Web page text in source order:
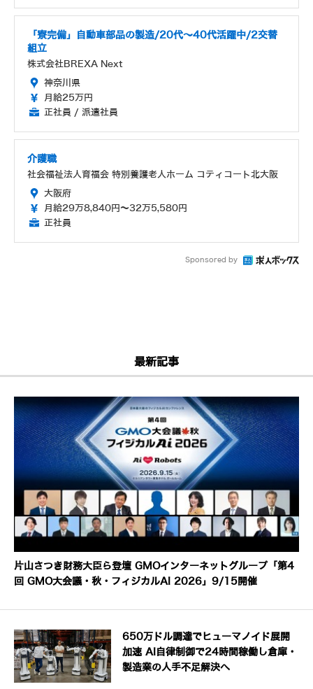
「寮完備」自動車部品の製造/20代～40代活躍中/2交替
組立
株式会社BREXA Next
神奈川県
月給25万円
正社員 / 派遣社員
介護職
社会福祉法人育福会 特別養護老人ホーム コティコート北大阪
大阪府
月給29万8,840円～32万5,580円
正社員
Sponsored by
最新記事
片山さつき財務大臣ら登壇 GMOインターネットグループ「第4
回 GMO大会議・秋・フィジカルAI 2026」9/15開催
650万ドル調達でヒューマノイド展開
加速 AI自律制御で24時間稼働し倉庫・
製造業の人手不足解決へ